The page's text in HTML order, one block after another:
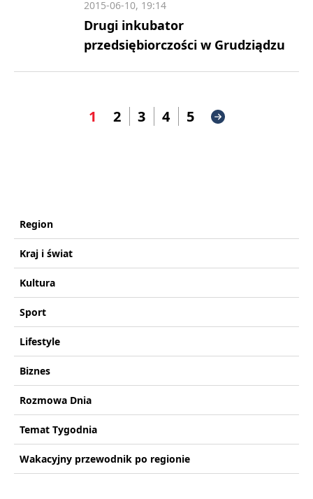
Drugi inkubator
przedsiębiorczości w Grudziądzu
2015-06-10, 19:14
1 2 3 4 5
Region
Kraj i świat
Kultura
Sport
Lifestyle
Biznes
Rozmowa Dnia
Temat Tygodnia
Wakacyjny przewodnik po regionie